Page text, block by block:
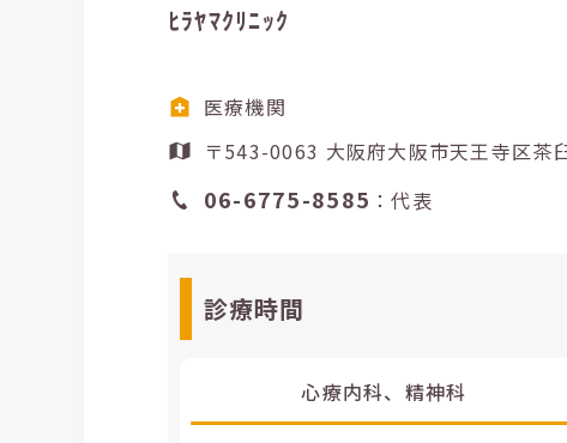
ﾋﾗﾔﾏｸﾘﾆｯｸ
医療機関
〒543-0063 大阪府大阪市天
06-6775-8585 ：代表
診療時間
心療内科、精神科